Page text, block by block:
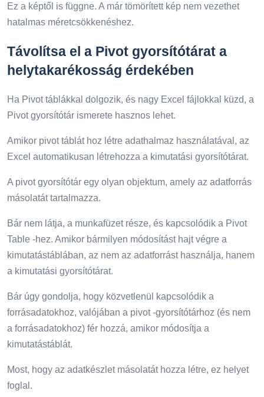
Ez a képtől is függne. A már tömörített kép nem vezethet
hatalmas méretcsökkenéshez.
Távolítsa el a Pivot gyorsítótárat a
helytakarékosság érdekében
Ha Pivot táblákkal dolgozik, és nagy Excel fájlokkal küzd, a
Pivot gyorsítótár ismerete hasznos lehet.
Amikor pivot táblát hoz létre adathalmaz használatával, az
Excel automatikusan létrehozza a kimutatási gyorsítótárat.
A pivot gyorsítótár egy olyan objektum, amely az adatforrás
másolatát tartalmazza.
Bár nem látja, a munkafüzet része, és kapcsolódik a Pivot
Table -hez. Amikor bármilyen módosítást hajt végre a
kimutatástáblában, az nem az adatforrást használja, hanem
a kimutatási gyorsítótárat.
Bár úgy gondolja, hogy közvetlenül kapcsolódik a
forrásadatokhoz, valójában a pivot -gyorsítótárhoz (és nem
a forrásadatokhoz) fér hozzá, amikor módosítja a
kimutatástáblát.
Most, hogy az adatkészlet másolatát hozza létre, ez helyet
foglal.